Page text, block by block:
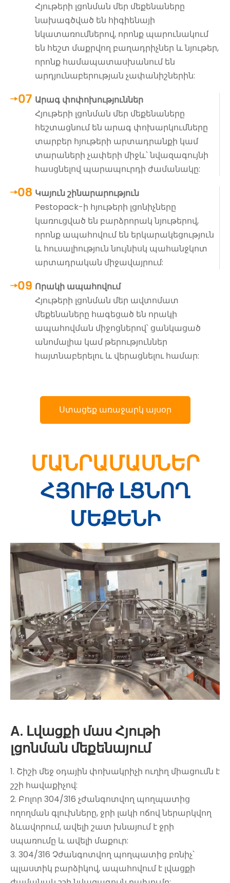
Հյութերի լցոնման մեր մեքենաները
նախագծված են հիգիենայի
նկատառումներով, որոնք պարունակում
են հեշտ մաքրվող բաղադրիչներ և նյութեր,
որոնք համապատասխանում են
արդյունաբերության չափանիշներին:
Արագ փոփոխություններ
Հյութերի լցոնման մեր մեքենաները
հեշտացնում են արագ փոխարկումները
տարբեր հյութերի արտադրանքի կամ
տարաների չափերի միջև՝ նվազագույնի
հասցնելով պարապուրդի ժամանակը:
Կայուն շինարարություն
Pestopack-ի հյութերի լցոնիչները
կառուցված են բարձրորակ նյութերով,
որոնք ապահովում են երկարակեցություն
և հուսալիություն նույնիսկ պահանջկոտ
արտադրական միջավայրում:
Որակի ապահովում
Հյութերի լցոնման մեր ավտոմատ
մեքենաները հագեցած են որակի
ապահովման միջոցներով՝ ցանկացած
անոմալիա կամ թերություններ
հայտնաբերելու և վերացնելու համար:
Ստացեք առաջարկ այսօր
ՄԱՆՐԱՄԱՍՆԵՐ
ՀՅՈՒԹ ԼՑՆՈՂ
ՄԵՔԵՆԻ
A. Լվացքի մաս Հյութի
լցոնման մեքենայում
1. Շիշի մեջ օդային փոխակրիչի ուղիղ միացումն է
շշի հավաքիչով:
2. Բոլոր 304/316 չժանգոտվող պողպատից
ողողման գլուխները, ջրի լակի ոճով ներարկվող
ձևավորում, ավելի շատ խնայում է ջրի
սպառումը և ավելի մաքուր:
3. 304/316 Չժանգոտվող պողպատից բռնիչ՝
պլաստիկ բարձիկով, ապահովում է լվացքի